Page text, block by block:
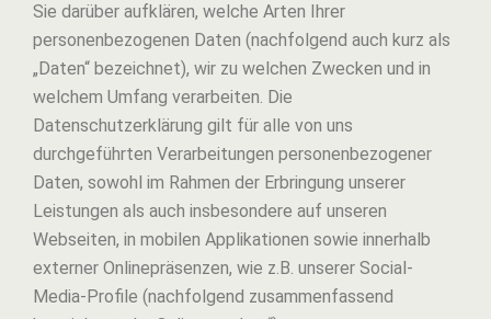
Sie darüber aufklären, welche Arten Ihrer
personenbezogenen Daten (nachfolgend auch kurz als
„Daten“ bezeichnet), wir zu welchen Zwecken und in
welchem Umfang verarbeiten. Die
Datenschutzerklärung gilt für alle von uns
durchgeführten Verarbeitungen personenbezogener
Daten, sowohl im Rahmen der Erbringung unserer
Leistungen als auch insbesondere auf unseren
Webseiten, in mobilen Applikationen sowie innerhalb
externer Onlinepräsenzen, wie z.B. unserer Social-
Media-Profile (nachfolgend zusammenfassend